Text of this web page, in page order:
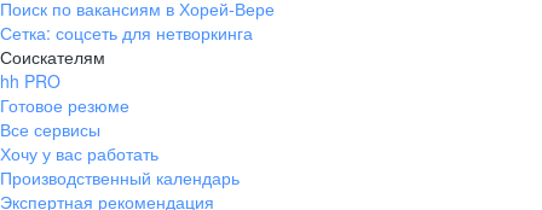
Поиск по вакансиям в Хорей-Вере
Сетка: соцсеть для нетворкинга
Соискателям
hh PRO
Готовое резюме
Все сервисы
Хочу у вас работать
Производственный календарь
Экспертная рекомендация